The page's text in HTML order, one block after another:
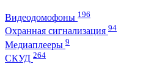
Видеодомофоны 196
Охранная сигнализация 94
Медиаплееры 9
СКУД 264